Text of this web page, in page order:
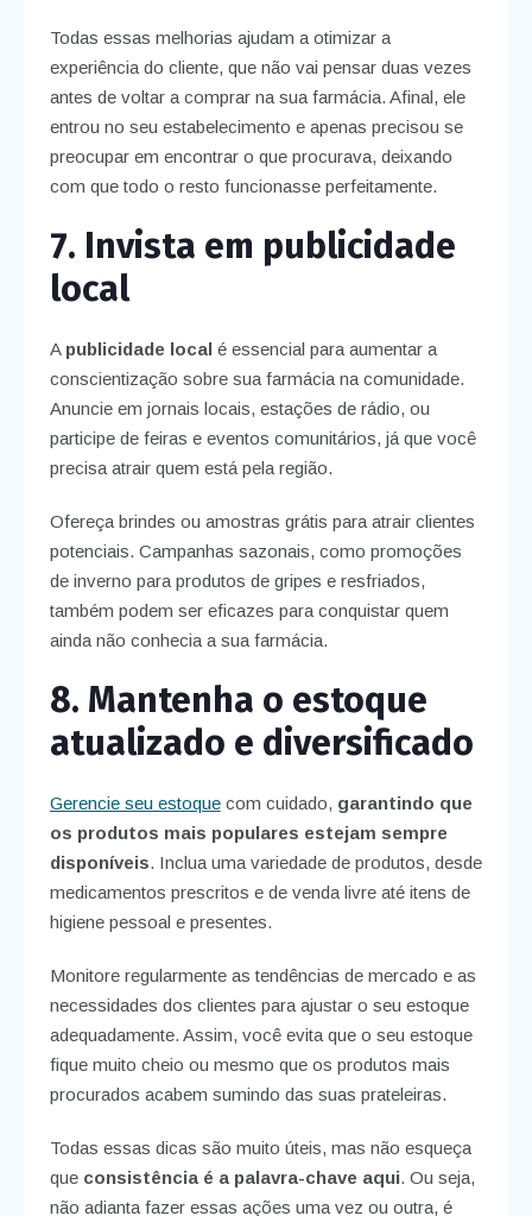
Todas essas melhorias ajudam a otimizar a
experiência do cliente, que não vai pensar duas vezes
antes de voltar a comprar na sua farmácia. Afinal, ele
entrou no seu estabelecimento e apenas precisou se
preocupar em encontrar o que procurava, deixando
com que todo o resto funcionasse perfeitamente.
7. Invista em publicidade
local
A publicidade localé essencial para aumentar a
conscientização sobre sua farmácia na comunidade.
Anuncie em jornais locais, estações de rádio, ou
participe de feiras e eventos comunitários, já que você
precisa atrair quem está pela região.
Ofereça brindes ou amostras grátis para atrair clientes
potenciais. Campanhas sazonais, como promoções
de inverno para produtos de gripes e resfriados,
também podem ser eficazes para conquistar quem
ainda não conhecia a sua farmácia.
8. Mantenha o estoque
atualizado e diversificado
Gerencie seu estoquecom cuidado, garantindo que
os produtos mais populares estejam sempre
disponíveis. Inclua uma variedade de produtos, desde
medicamentos prescritos e de venda livre até itens de
higiene pessoal e presentes.
Monitore regularmente as tendências de mercado e as
necessidades dos clientes para ajustar o seu estoque
adequadamente. Assim, você evita que o seu estoque
fique muito cheio ou mesmo que os produtos mais
procurados acabem sumindo das suas prateleiras.
Todas essas dicas são muito úteis, mas não esqueça
que consistência é a palavra-chave aqui. Ou seja,
não adianta fazer essas ações uma vez ou outra, é